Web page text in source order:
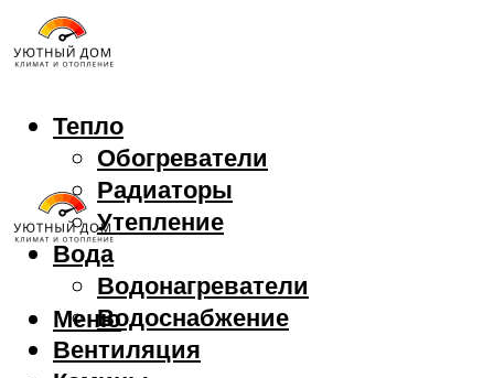
Тепло
Обогреватели
Радиаторы
Утепление
Вода
Водонагреватели
Водоснабжение
Вентиляция
Меню